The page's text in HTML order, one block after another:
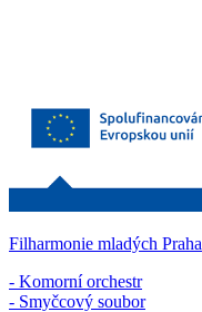
Filharmonie mladých Praha
- Komorní orchestr
- Smyčcový soubor